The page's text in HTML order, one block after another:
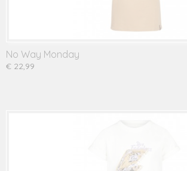
No Way Monday
€ 22,99